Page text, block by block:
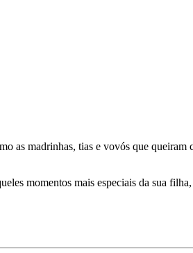
as madrinhas, tias e vovós que
momentos mais especiais da sua